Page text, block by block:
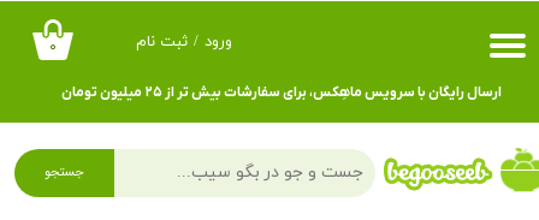
۰ ورود / ثبت نام
حساب کاربری من
تغییر گذر واژه
سفارشات
ارسال رایگان با سرویس ماهِکس، برای سفارشات بیش تر از ۲۵ میلیون تومان
جستجو